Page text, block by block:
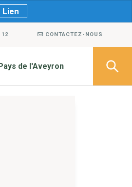
Lien
12 CONTACTEZ-NOUS
de l'Aveyron